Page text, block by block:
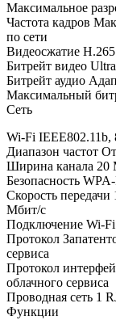
Максимальное
Частота кадров
по сети
Видеосжатие
Битрейт видео
Битрейт аудио
Максимальный
Сеть
Wi-Fi IEEE802.11b,
Диапазон частот
Ширина канала 20
Безопасность
Скорость
Мбит/с
Подключение Wi-
Протокол
сервиса
Протокол
облачного сервиса
Проводная сеть 1
Функции